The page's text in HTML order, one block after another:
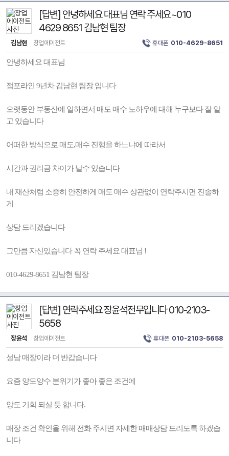
[답변] 안녕하세요 대표님 연락 주세요~010
4629 8651 김남현 팀장
김남현 창업에이전트 휴대폰 010-4629-8651
안녕하세요 대표님
점포라인 9년차 김남현 팀장 입니다
오랫동안 부동산에 일하면서 매도 매수 노하우에 대해 누구보다 잘 알
고 있습니다
어떠한 방식으로 매도,매수 진행을 하느냐에 따라서
시간과 권리금 차이가 날수 있습니다
내 재산처럼 소중히 안전하게 매도 매수 상관없이 연락주시면 진솔하
게
상담 드리겠습니다
그만큼 자신있습니다 꼭 연락 주세요 대표님 !
010-4629-8651 김남현 팀장
[답변] 연락주세요 장윤석전무입니다 010-2103-
5658
장윤석 창업에이전트 휴대폰 010-2103-5658
성남 매장이라 더 반갑습니다
요즘 양도양수 분위기가 좋아 좋은 조건에
앙도 기회 되실 듯 합니다.
매장 조건 확인을 위해 전화 주시면 자세한 매매상담 드리도록 하겠습
니다